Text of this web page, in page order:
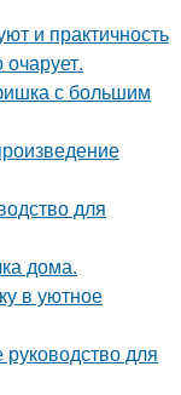
и практичность
с большим
для
дома.
в уютное
для